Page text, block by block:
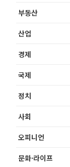
부동산
산업
경제
국제
정치
사회
오피니언
문화·라이프